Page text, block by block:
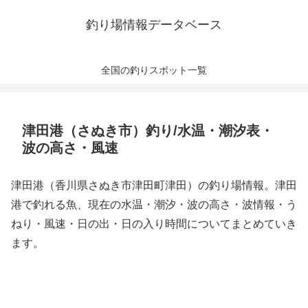
釣り場情報データベース
全国の釣りスポット一覧
津田港（さぬき市）釣り/水温・潮汐表・
波の高さ・風速
津田港（香川県さぬき市津田町津田）の釣り場情報。津田
港で釣れる魚、現在の水温・潮汐・波の高さ・波情報・う
ねり・風速・日の出・日の入り時間についてまとめていき
ます。